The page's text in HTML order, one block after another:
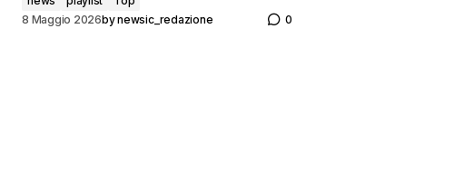
8 Maggio 2026bynewsic_redazione 0